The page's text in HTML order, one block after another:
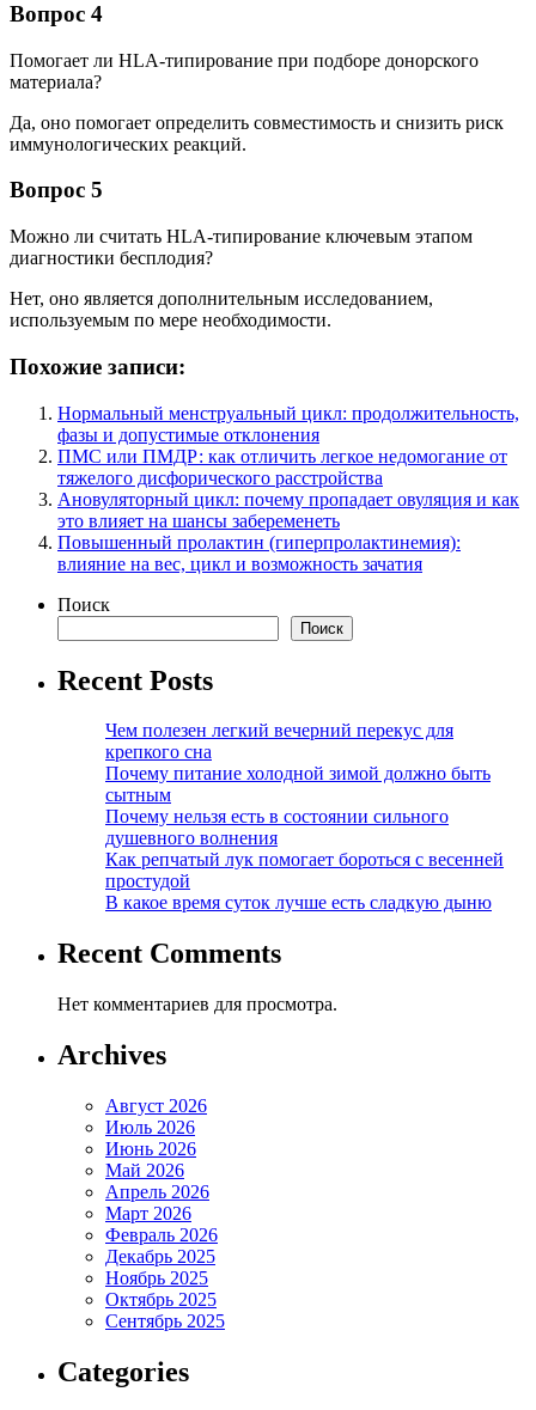
Вопрос 4
Помогает ли HLA-типирование при подборе донорского
материала?
Да, оно помогает определить совместимость и снизить риск
иммунологических реакций.
Вопрос 5
Можно ли считать HLA-типирование ключевым этапом
диагностики бесплодия?
Нет, оно является дополнительным исследованием,
используемым по мере необходимости.
Похожие записи:
Нормальный менструальный цикл: продолжительность,
фазы и допустимые отклонения
ПМС или ПМДР: как отличить легкое недомогание от
тяжелого дисфорического расстройства
Ановуляторный цикл: почему пропадает овуляция и как
это влияет на шансы забеременеть
Повышенный пролактин (гиперпролактинемия):
влияние на вес, цикл и возможность зачатия
Поиск
Поиск
Recent Posts
Чем полезен легкий вечерний перекус для
крепкого сна
Почему питание холодной зимой должно быть
сытным
Почему нельзя есть в состоянии сильного
душевного волнения
Как репчатый лук помогает бороться с весенней
простудой
В какое время суток лучше есть сладкую дыню
Recent Comments
Нет комментариев для просмотра.
Archives
Август 2026
Июль 2026
Июнь 2026
Май 2026
Апрель 2026
Март 2026
Февраль 2026
Декабрь 2025
Ноябрь 2025
Октябрь 2025
Сентябрь 2025
Categories